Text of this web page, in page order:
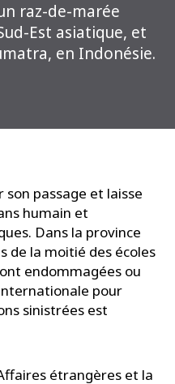
raz-de-marée
Est asiatique, et
en Indonésie.
passage et laisse
humain et
Dans la province
de la moitié des écoles
endommagées ou
pour
sinistrées est
étrangères et la